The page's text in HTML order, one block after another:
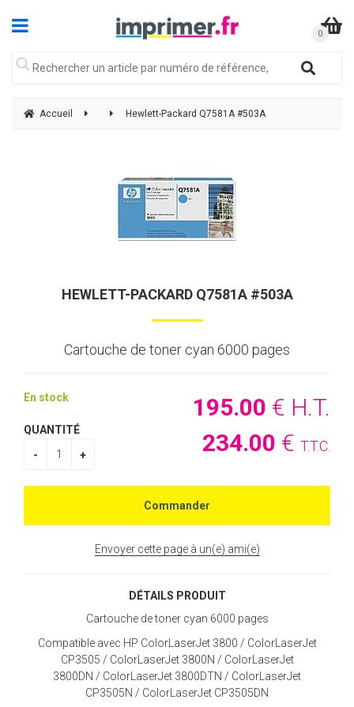
Accueil Hewlett-Packard Q7581A #503A
HEWLETT-PACKARD Q7581A #503A
Cartouche de toner cyan 6000 pages
195.00 € H.T.
234.00 € T.T.C.
En stock
QUANTITÉ
Envoyer cette page à un(e) ami(e)
DÉTAILS PRODUIT
Cartouche de toner cyan 6000 pages
Compatible avec HP ColorLaserJet 3800 / ColorLaserJet
CP3505 / ColorLaserJet 3800N / ColorLaserJet
3800DN / ColorLaserJet 3800DTN / ColorLaserJet
CP3505N / ColorLaserJet CP3505DN